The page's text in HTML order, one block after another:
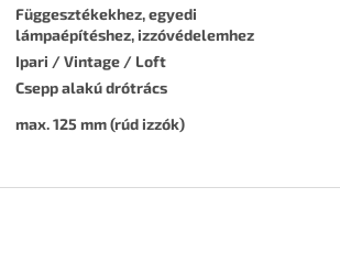
Függesztékekhez, egyedi
lámpaépítéshez, izzóvédelemhez
Ipari / Vintage / Loft
Csepp alakú drótrács
max. 125 mm (rúd izzók)